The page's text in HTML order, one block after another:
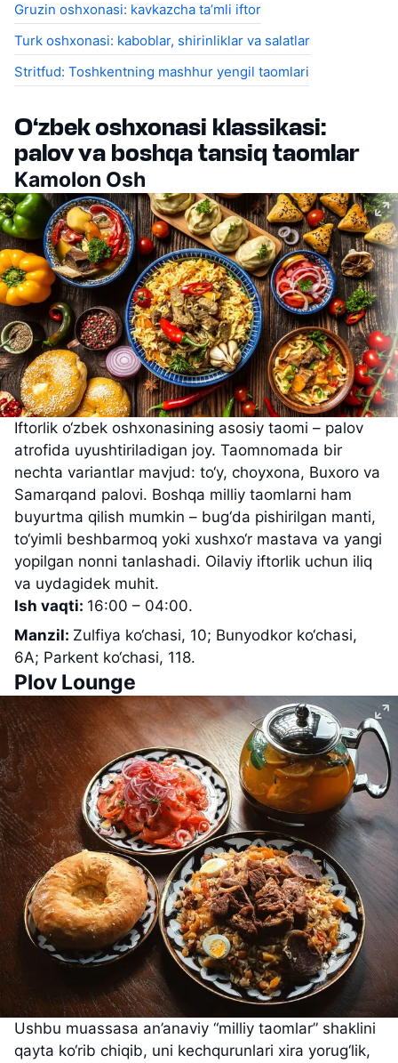
Gruzin oshxonasi: kavkazcha ta’mli iftor
Turk oshxonasi: kaboblar, shirinliklar va salatlar
Stritfud: Toshkentning mashhur yengil taomlari
O‘zbek oshxonasi klassikasi:
palov va boshqa tansiq taomlar
Kamolon Osh
Iftorlik o‘zbek oshxonasining asosiy taomi – palov
atrofida uyushtiriladigan joy. Taomnomada bir
nechta variantlar mavjud: to‘y, choyxona, Buxoro va
Samarqand palovi. Boshqa milliy taomlarni ham
buyurtma qilish mumkin – bug‘da pishirilgan manti,
to‘yimli beshbarmoq yoki xushxo‘r mastava va yangi
yopilgan nonni tanlashadi. Oilaviy iftorlik uchun iliq
va uydagidek muhit.
Ish vaqti: 16:00 – 04:00.
Manzil: Zulfiya ko‘chasi, 10; Bunyodkor ko‘chasi,
6A; Parkent ko‘chasi, 118.
Plov Lounge
Ushbu muassasa an’anaviy “milliy taomlar” shaklini
qayta ko‘rib chiqib, uni kechqurunlari xira yorug‘lik,